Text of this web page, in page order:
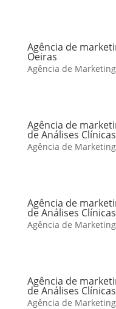
Agência de
Oeiras
Agência de
Agência de
de Análises
Agência de
Agência de
de Análises
Agência de
Agência de
de Análises
Agência de